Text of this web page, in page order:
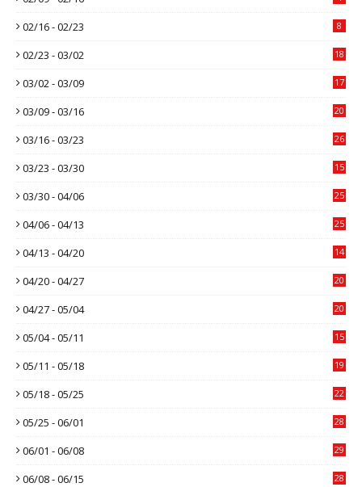
02/16 - 02/23 8
02/23 - 03/02 18
03/02 - 03/09 17
03/09 - 03/16 20
03/16 - 03/23 26
03/23 - 03/30 15
03/30 - 04/06 25
04/06 - 04/13 25
04/13 - 04/20 14
04/20 - 04/27 20
04/27 - 05/04 20
05/04 - 05/11 15
05/11 - 05/18 19
05/18 - 05/25 22
05/25 - 06/01 28
06/01 - 06/08 29
06/08 - 06/15 28